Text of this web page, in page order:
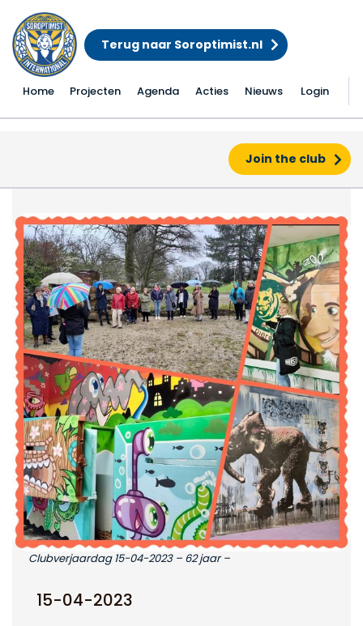
Terug naar Soroptimist.nl
Home Projecten Agenda Acties Nieuws Login
Join the club
clubverjaardag 15-
Clubverjaardag 15-04-2023 – 62 jaar –
15-04-2023